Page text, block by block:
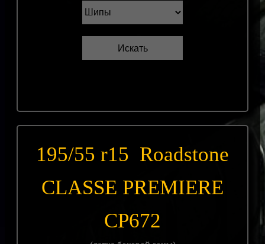
195/55 r15 Roadstone
CLASSE PREMIERE
CP672